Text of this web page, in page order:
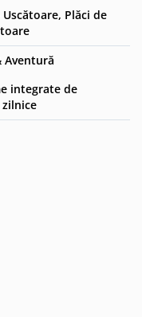
Plăci de
Aventură
integrate de